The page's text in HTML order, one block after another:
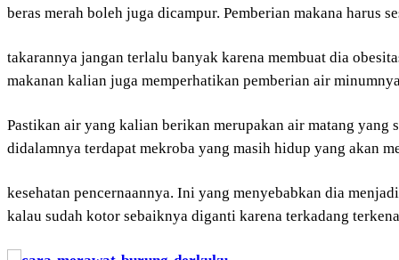
beras merah boleh juga dicampur. Pemberian makana harus
takarannya jangan terlalu banyak karena membuat dia
makanan kalian juga memperhatikan pemberian air
Pastikan air yang kalian berikan merupakan air matang
didalamnya terdapat mekroba yang masih hidup yang akan
kesehatan pencernaannya. Ini yang menyebabkan dia
kalau sudah kotor sebaiknya diganti karena terkadang